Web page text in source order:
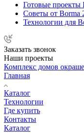
Готовые проекты
Советы от Borma
Технологии для
Заказать звонок
Наши проекты
Комплекс домов
Главная
Каталог
Технологии
Где купить
Контакты
Каталог